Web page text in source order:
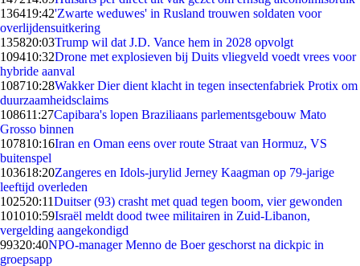
136419:42'Zwarte weduwes' in Rusland trouwen soldaten voor
overlijdensuitkering
135820:03Trump wil dat J.D. Vance hem in 2028 opvolgt
109410:32Drone met explosieven bij Duits vliegveld voedt vrees voor
hybride aanval
108710:28Wakker Dier dient klacht in tegen insectenfabriek Protix om
duurzaamheidsclaims
108611:27Capibara's lopen Braziliaans parlementsgebouw Mato
Grosso binnen
107810:16Iran en Oman eens over route Straat van Hormuz, VS
buitenspel
103618:20Zangeres en Idols-jurylid Jerney Kaagman op 79-jarige
leeftijd overleden
102520:11Duitser (93) crasht met quad tegen boom, vier gewonden
101010:59Israël meldt dood twee militairen in Zuid-Libanon,
vergelding aangekondigd
99320:40NPO-manager Menno de Boer geschorst na dickpic in
groepsapp